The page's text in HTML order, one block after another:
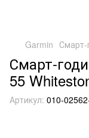
Garmin Смарт-
Смарт-
55
Артикул: 010-